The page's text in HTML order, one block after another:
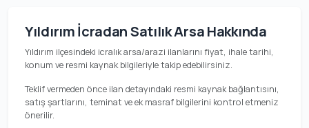
Yıldırım İcradan Satılık Arsa Hakkında
Yıldırım ilçesindeki icralık arsa/arazi ilanlarını fiyat, ihale tarihi,
konum ve resmi kaynak bilgileriyle takip edebilirsiniz.
Teklif vermeden önce ilan detayındaki resmi kaynak bağlantısını,
satış şartlarını, teminat ve ek masraf bilgilerini kontrol etmeniz
önerilir.